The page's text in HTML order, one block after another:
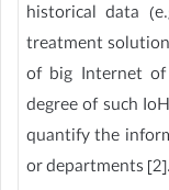
historical data
treatment
of big Internet
degree of such
quantify the
or departments [2].